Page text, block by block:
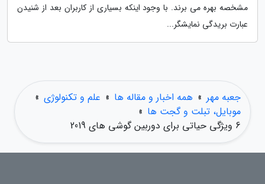
مشخصه بهره می برند. با وجود اینکه بسیاری از کاربران بعد از شنیدن
عبارت بریدگی نمایشگر...
جعبه مهر » همه اخبار و مقاله ها » علم و تکنولوژی »
موبایل، تبلت و گجت ها »
6 ویژگی حیاتی برای دوربین گوشی های 2019